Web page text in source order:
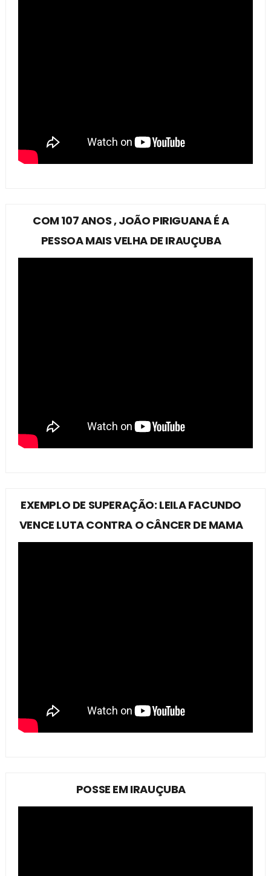
COM 107 ANOS , JOÃO PIRIGUANA É A
PESSOA MAIS VELHA DE IRAUÇUBA
EXEMPLO DE SUPERAÇÃO: LEILA FACUNDO
VENCE LUTA CONTRA O CÂNCER DE MAMA
POSSE EM IRAUÇUBA